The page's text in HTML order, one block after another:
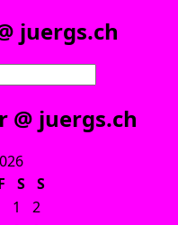
juergs.ch
@ juergs.ch
S
S
1
2